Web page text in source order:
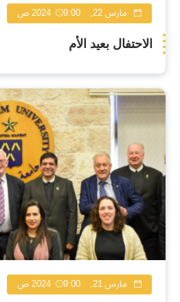
مارس 22, 2024 9:00 ص
الاحتفال بعيد الأم
مارس 21, 2024 9:00 ص